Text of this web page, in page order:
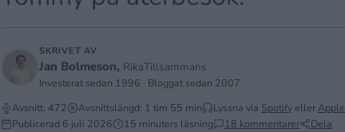
SKRIVET AV
Jan Bolmeson, RikaTillsammans
Investerat sedan 1996 · Bloggat sedan 2007
Avsnitt: 472
Avsnittslängd: 1 tim 55 min Lyssna via Spotify ellerApple
Publicerad 6 juli 2026 15 minuters läsning 18 kommentarer Dela